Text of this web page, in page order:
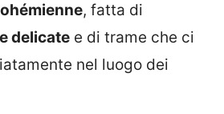
, fatta di
delicate e di trame che ci
nel luogo dei